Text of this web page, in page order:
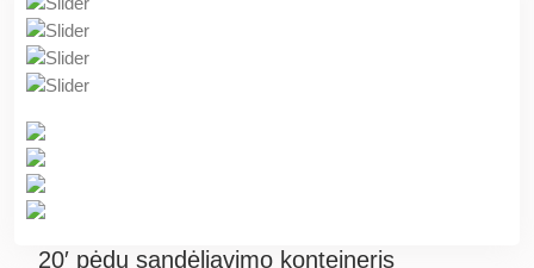
20′ pėdų sandėliavimo konteineris